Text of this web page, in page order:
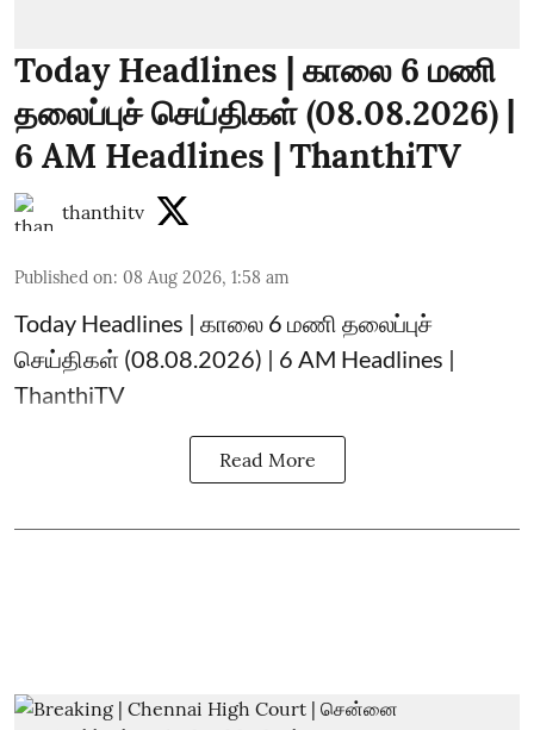
Today Headlines | காலை 6 மணி
தலைப்புச் செய்திகள் (08.08.2026) |
6 AM Headlines | ThanthiTV
thanthitv
Published on: 08 Aug 2026, 1:58 am
Today Headlines | காலை 6 மணி தலைப்புச்
செய்திகள் (08.08.2026) | 6 AM Headlines |
ThanthiTV
Read More